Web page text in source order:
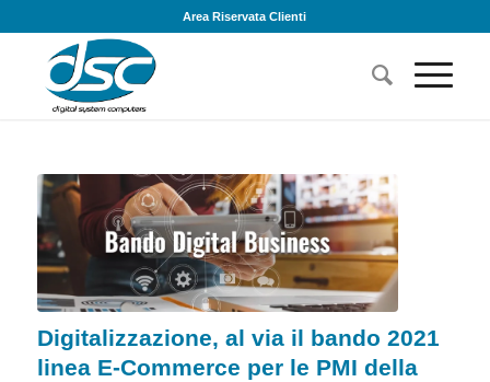
Area Riservata Clienti
Digitalizzazione, al via il bando 2021
linea E-Commerce per le PMI della